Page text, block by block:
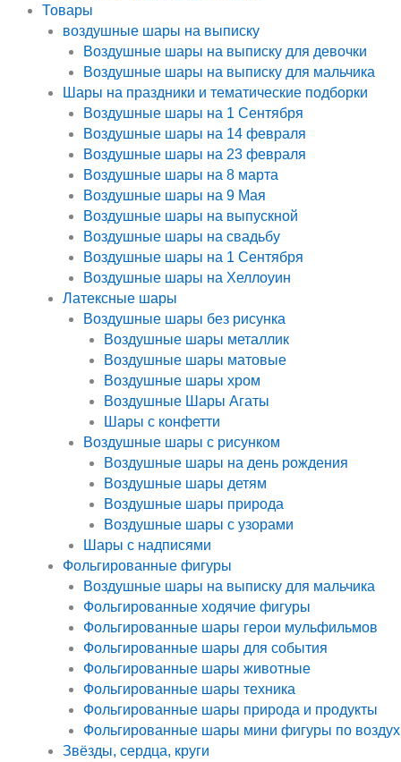
Товары
воздушные шары на выписку
Воздушные шары на выписку для девочки
Воздушные шары на выписку для мальчика
Шары на праздники и тематические подборки
Воздушные шары на 1 Сентября
Воздушные шары на 14 февраля
Воздушные шары на 23 февраля
Воздушные шары на 8 марта
Воздушные шары на 9 Мая
Воздушные шары на выпускной
Воздушные шары на свадьбу
Воздушные шары на 1 Сентября
Воздушные шары на Хеллоуин
Латексные шары
Воздушные шары без рисунка
Воздушные шары металлик
Воздушные шары матовые
Воздушные шары хром
Воздушные Шары Агаты
Шары с конфетти
Воздушные шары с рисунком
Воздушные шары на день рождения
Воздушные шары детям
Воздушные шары природа
Воздушные шары с узорами
Шары с надписями
Фольгированные фигуры
Воздушные шары на выписку для мальчика
Фольгированные ходячие фигуры
Фольгированные шары герои мульфильмов
Фольгированные шары для события
Фольгированные шары животные
Фольгированные шары техника
Фольгированные шары природа и продукты
Фольгированные шары мини фигуры по воздух
Звёзды, сердца, круги